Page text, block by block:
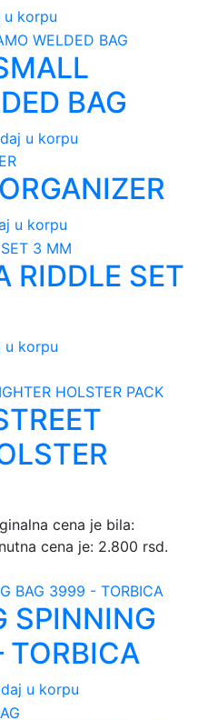
u korpu
BAG
u korpu
u korpu
RIDDLE SET
u korpu
cena je bila:
cena je: 2.800 rsd.
SPINNING
TORBICA
u korpu